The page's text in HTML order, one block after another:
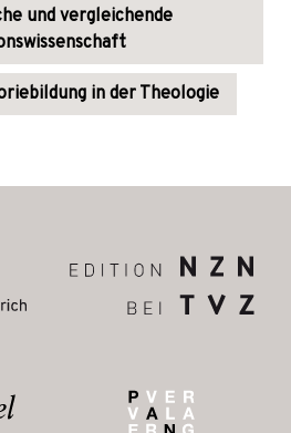
und vergleichende
in der Theologie